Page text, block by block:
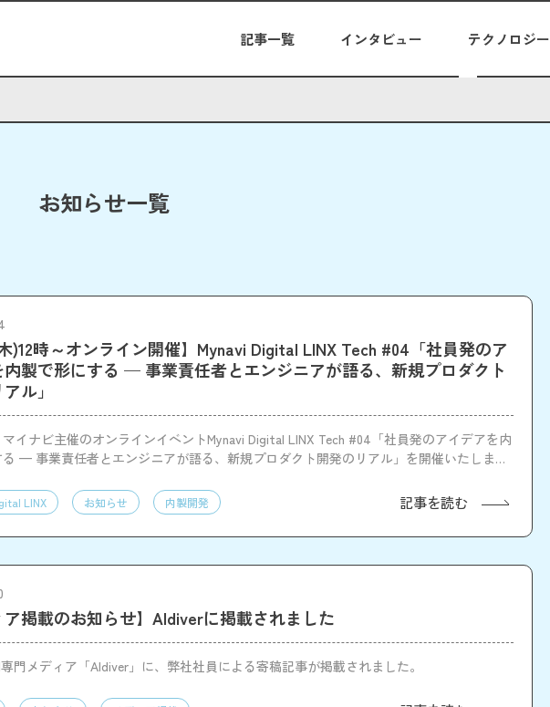
記事一覧 インタビュー テクノロジー
お知らせ一覧
)12時～オンライン開催】Mynavi Digital LINX Tech #04「社員発のア
内製で形にする — 事業責任者とエンジニアが語る、新規プロダクト
ル」
イナビ主催のオンラインイベントMynavi Digital LINX Tech #04「社員発のアイデアを内
— 事業責任者とエンジニアが語る、新規プロダクト開発のリアル」を開催いたしま
LINX お知らせ 内製開発 記事を読む
ア掲載のお知らせ】AIdiverに掲載されました
門メディア「AIdiver」に、弊社社員による寄稿記事が掲載されました。